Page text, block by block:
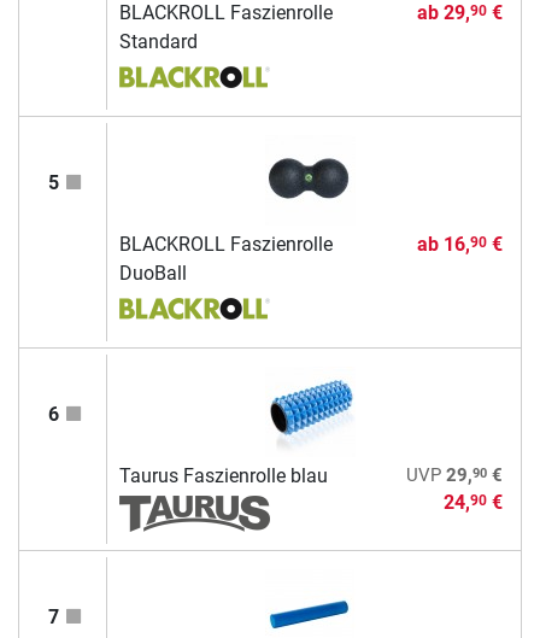
BLACKROLL Faszienrolle
Standard
ab 29,90€
5
BLACKROLL Faszienrolle
DuoBall
ab 16,90€
6
Taurus Faszienrolle blau UVP 29,90€
24,90€
7